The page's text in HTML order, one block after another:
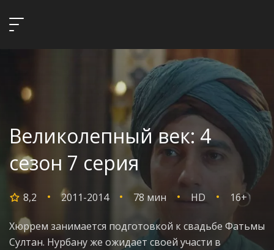
Великолепный век: 4
сезон 7 серия
8,2 2011-2014 78 мин HD 16+
Хюррем занимается подготовкой к свадьбе Фатьмы
Султан. Нурбану же ожидает своей участи в